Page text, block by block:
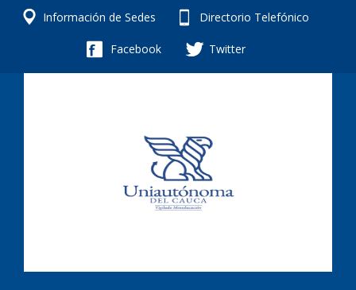
Información de Sedes Directorio Telefónico
Facebook Twitter